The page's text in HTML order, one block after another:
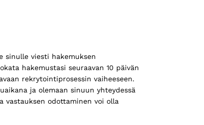
sinulle viesti hakemuksen
hakemustasi seuraavan 10 päivän
rekrytointiprosessin vaiheeseen.
ja olemaan sinuun yhteydessä
vastauksen odottaminen voi olla